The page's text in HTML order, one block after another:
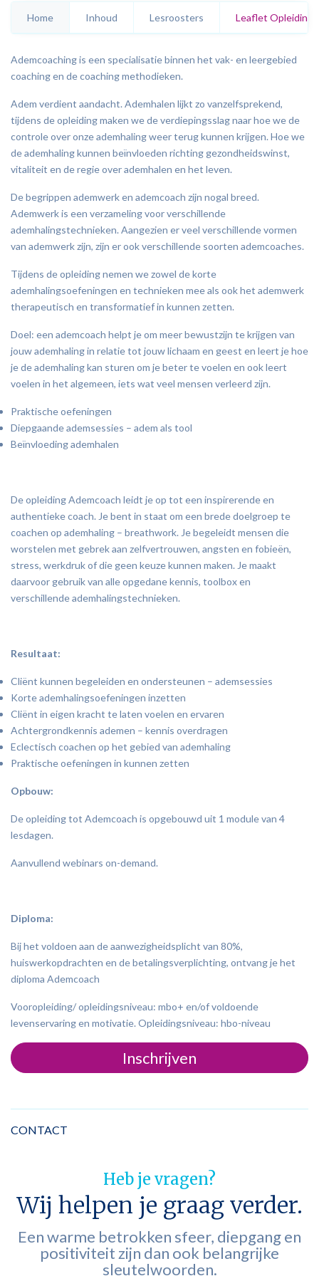
Systemisch Coachen
Practitioner
Wellnesscoach – thuismodule
Leefstijlcoach
Remissiecoach (Coachen na kanker)
Voedingsleer
Module ouderen
Coachen vanuit positieve psychologie
(Mentaal coachen)
Kinder-jeugd coach
Rouw en verlieskunde
Home Inhoud Lesroosters Leaflet Opleiding
Ademcoaching is een specialisatie binnen het vak- en leergebied
coaching en de coaching methodieken.
Adem verdient aandacht. Ademhalen lijkt zo vanzelfsprekend,
tijdens de opleiding maken we de verdiepingsslag naar hoe we de
controle over onze ademhaling weer terug kunnen krijgen. Hoe we
de ademhaling kunnen beïnvloeden richting gezondheidswinst,
vitaliteit en de regie over ademhalen en het leven.
De begrippen ademwerk en ademcoach zijn nogal breed.
Ademwerk is een verzameling voor verschillende
ademhalingstechnieken. Aangezien er veel verschillende vormen
van ademwerk zijn, zijn er ook verschillende soorten ademcoaches.
Tijdens de opleiding nemen we zowel de korte
ademhalingsoefeningen en technieken mee als ook het ademwerk
therapeutisch en transformatief in kunnen zetten.
Doel: een ademcoach helpt je om meer bewustzijn te krijgen van
jouw ademhaling in relatie tot jouw lichaam en geest en leert je hoe
je de ademhaling kan sturen om je beter te voelen en ook leert
voelen in het algemeen, iets wat veel mensen verleerd zijn.
Praktische oefeningen
Diepgaande ademsessies – adem als tool
Beïnvloeding ademhalen
De opleiding Ademcoach leidt je op tot een inspirerende en
authentieke coach. Je bent in staat om een brede doelgroep te
coachen op ademhaling – breathwork. Je begeleidt mensen die
worstelen met gebrek aan zelfvertrouwen, angsten en fobieën,
stress, werkdruk of die geen keuze kunnen maken. Je maakt
daarvoor gebruik van alle opgedane kennis, toolbox en
verschillende ademhalingstechnieken.
Resultaat:
Cliënt kunnen begeleiden en ondersteunen – ademsessies
Korte ademhalingsoefeningen inzetten
Cliënt in eigen kracht te laten voelen en ervaren
Achtergrondkennis ademen – kennis overdragen
Eclectisch coachen op het gebied van ademhaling
Praktische oefeningen in kunnen zetten
Opbouw:
De opleiding tot Ademcoach is opgebouwd uit 1 module van 4
lesdagen.
Aanvullend webinars on-demand.
Diploma:
Bij het voldoen aan de aanwezigheidsplicht van 80%,
huiswerkopdrachten en de betalingsverplichting, ontvang je het
diploma Ademcoach
Vooropleiding/ opleidingsniveau: mbo+ en/of voldoende
levenservaring en motivatie. Opleidingsniveau: hbo-niveau
Inschrijven
CONTACT
Heb je vragen?
Wij helpen je graag verder.
Een warme betrokken sfeer, diepgang en
positiviteit zijn dan ook belangrijke
sleutelwoorden.